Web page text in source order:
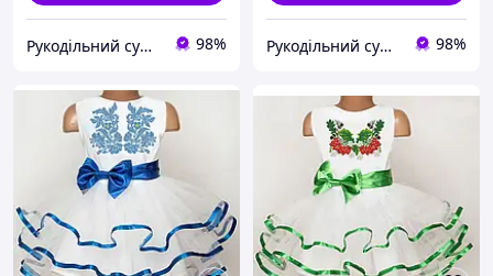
Рукодільний сундучок 98% Рукодільний сундучок 98%